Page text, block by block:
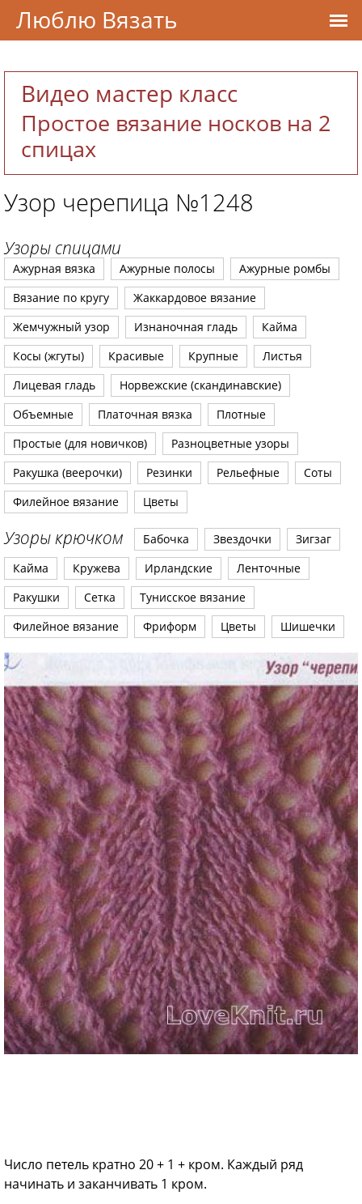
Видео мастер класс
Простое вязание носков на 2
спицах
Узор черепица №1248
Узоры спицами
Ажурная вязка Ажурные полосы
Ажурные ромбы
Вязание по кругу
Жаккардовое вязание
Жемчужный узор
Изнаночная гладь
Кайма
Косы (жгуты)
Красивые Крупные
Листья
Лицевая гладь
Норвежские (скандинавские)
Объемные
Платочная вязка
Плотные
Простые (для новичков)
Разноцветные узоры
Ракушка (веерочки)
Резинки Рельефные
Соты
Филейное вязание
Цветы
Узоры крючком Бабочка Звездочки
Зигзаг
Кайма
Кружева Ирландские
Ленточные
Ракушки
Сетка
Тунисское вязание
Филейное вязание
Фриформ Цветы Шишечки
Число петель кратно 20 + 1 + кром. Каждый ряд
начинать и заканчивать 1 кром.
Люблю Вязать